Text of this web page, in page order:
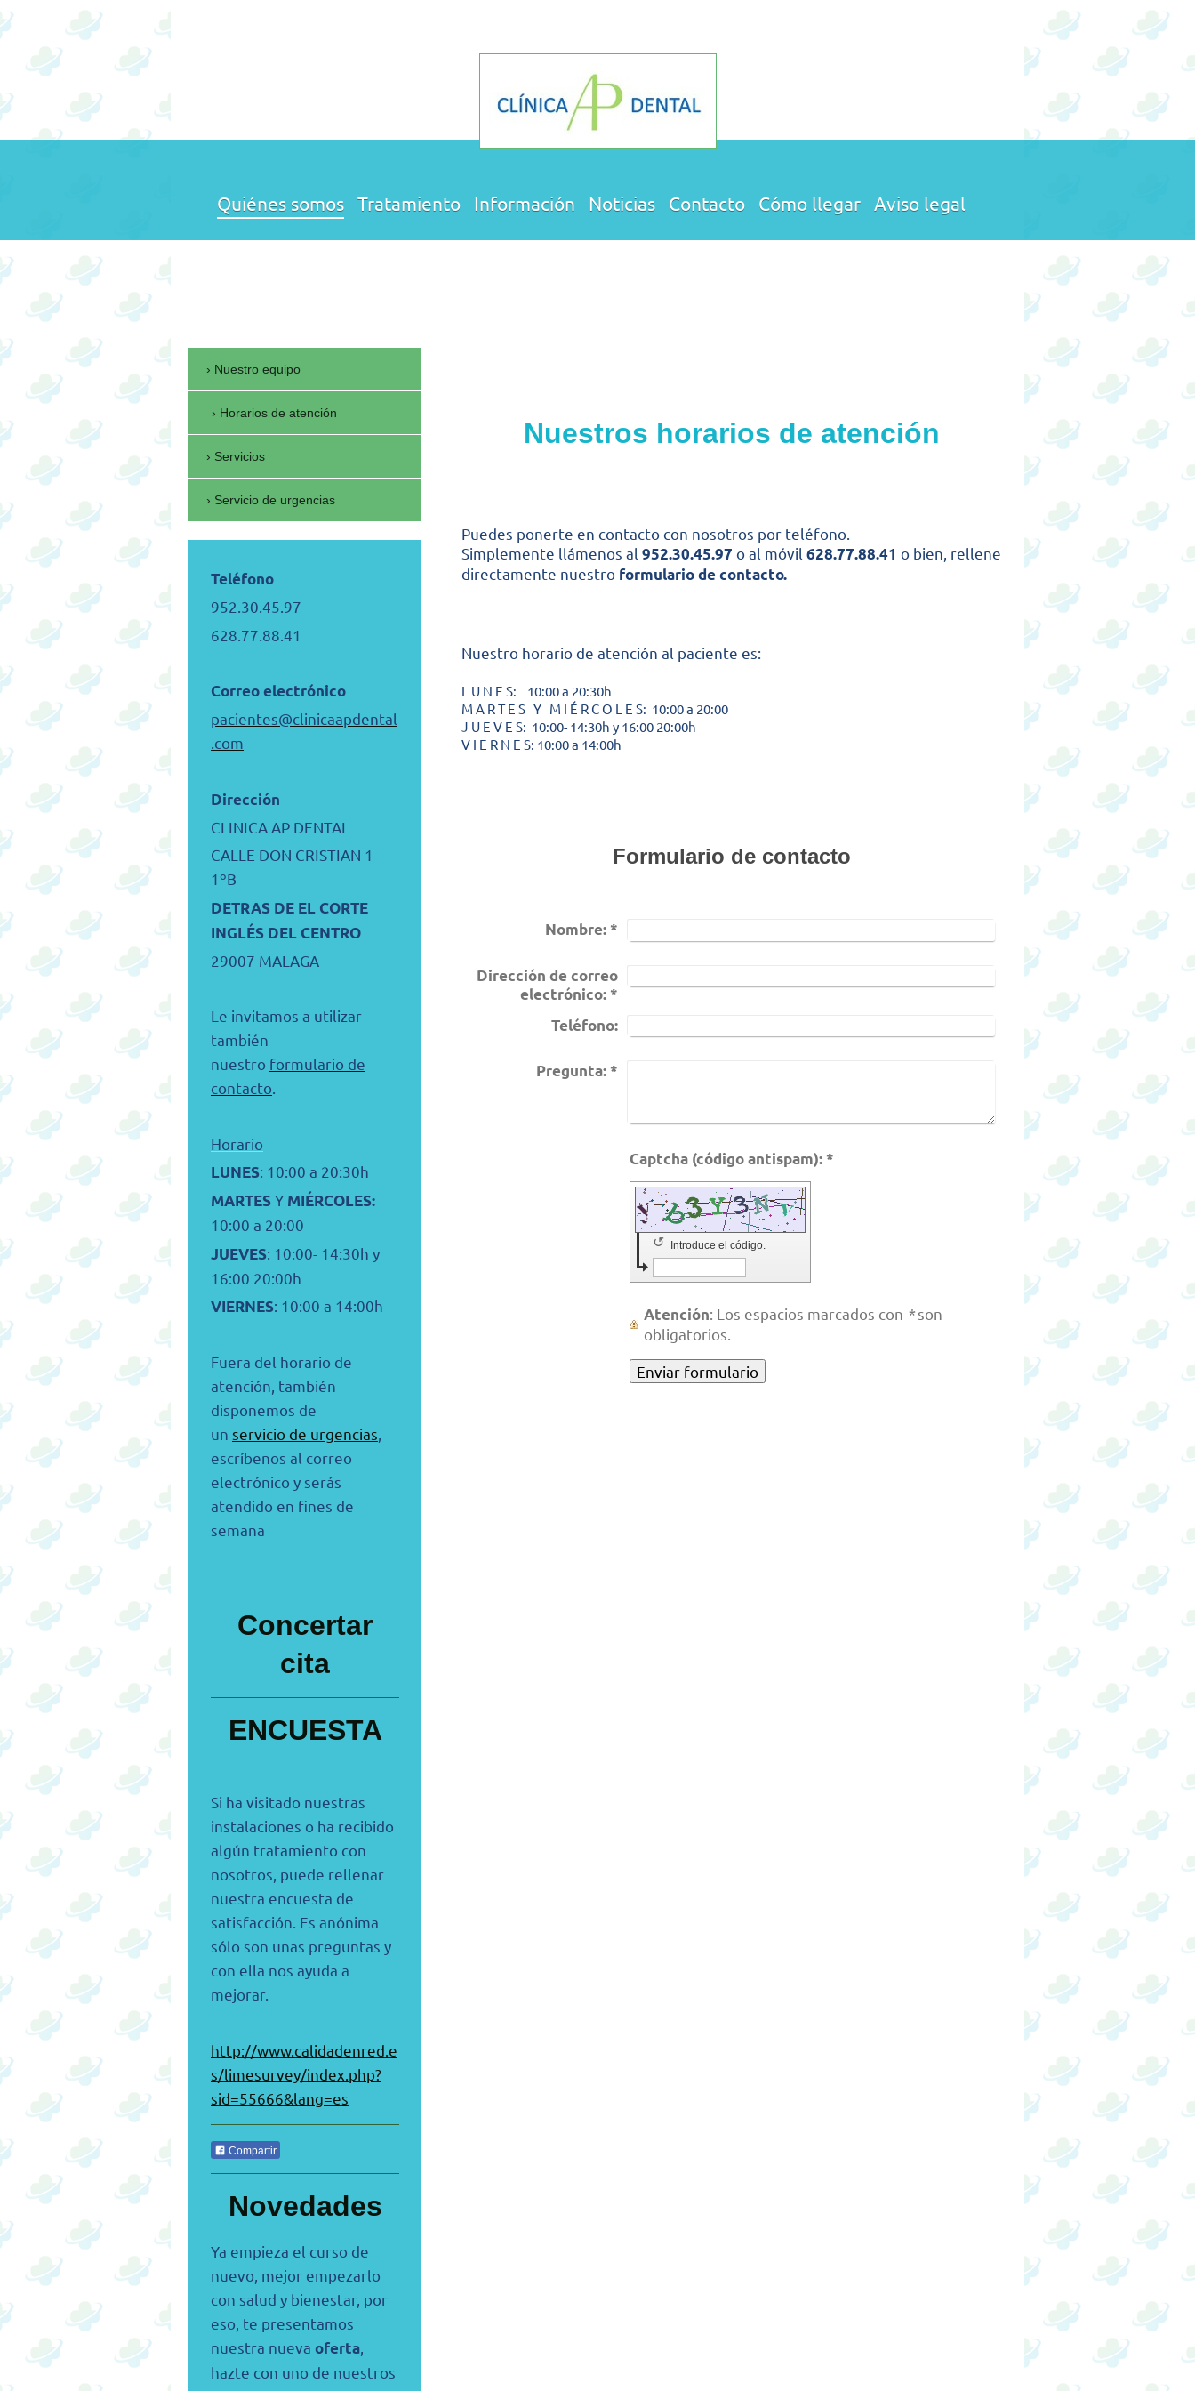
Quiénes somos Tratamiento Información Noticias Contacto Cómo llegar Aviso legal
Nuestros horarios de atención
Puedes ponerte en contacto con nosotros por teléfono.
Simplemente llámenos al952.30.45.97 o al móvil628.77.88.41 o bien, rellene
directamente nuestro formulario de contacto.
Nuestro horario de atención al paciente es:
L U N E S: 10:00 a 20:30h
M A R T E S Y M I É R C O L E S: 10:00 a 20:00
J U E V E S: 10:00- 14:30h y 16:00 20:00h
V I E R N E S: 10:00 a 14:00h
Formulario de contacto
Nombre: *
Dirección de correo
electrónico: *
Teléfono:
Pregunta: *
Captcha (código antispam): *
Introduce el código.
↺
Atención : Los espacios marcados con *son
obligatorios.
Nuestro equipo
Horarios de atención
Servicios
Servicio de urgencias
Teléfono
952.30.45.97
628.77.88.41
Correo electrónico
pacientes@clinicaapdental
.com
Dirección
CLINICA AP DENTAL
CALLE DON CRISTIAN 1
1ºB
DETRAS DE EL CORTE
INGLÉS DEL CENTRO
29007 MALAGA
Le invitamos a utilizar
también
nuestro formulario de
contacto.
Horario
LUNES: 10:00 a 20:30h
MARTESY MIÉRCOLES:
10:00 a 20:00
JUEVES: 10:00- 14:30h y
16:00 20:00h
VIERNES: 10:00 a 14:00h
Fuera del horario de
atención, también
disponemos de
un servicio de urgencias,
escríbenos al correo
electrónico y serás
atendido en fines de
semana
Concertar
cita
ENCUESTA
Si ha visitado nuestras
instalaciones o ha recibido
algún tratamiento con
nosotros, puede rellenar
nuestra encuesta de
satisfacción. Es anónima
sólo son unas preguntas y
con ella nos ayuda a
mejorar.
http://www.calidadenred.e
s/limesurvey/index.php?
sid=55666&lang=es
Compartir
Novedades
Ya empieza el curso de
nuevo, mejor empezarlo
con salud y bienestar, por
eso, te presentamos
nuestra nueva oferta
hazte con uno de nuestros